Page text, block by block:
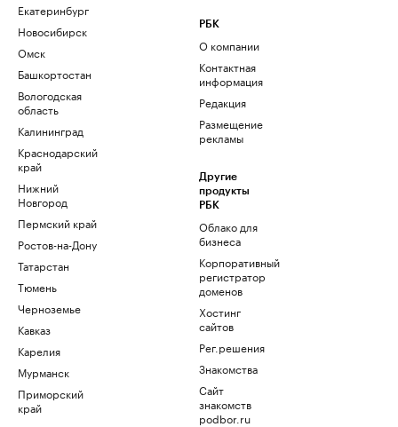
Екатеринбург
Новосибирск
Омск
Башкортостан
Вологодская
область
Калининград
Краснодарский
край
Нижний
Новгород
Пермский край
Ростов-на-Дону
Татарстан
Тюмень
Черноземье
Кавказ
Карелия
Мурманск
Приморский
край
РБК
О компании
Контактная
информация
Редакция
Размещение
рекламы
Другие
продукты
РБК
Облако для
бизнеса
Корпоративный
регистратор
доменов
Хостинг
сайтов
Рег.решения
Знакомства
Сайт
знакомств
podbor.ru